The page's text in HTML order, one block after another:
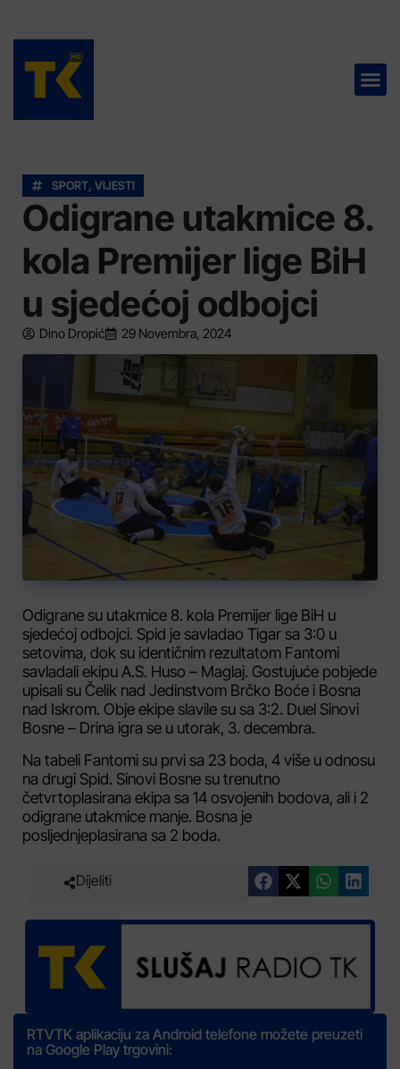
SPORT, VIJESTI
Odigrane utakmice 8.
kola Premijer lige BiH
u sjedećoj odbojci
Dino Dropić 29 Novembra, 2024
Odigrane su utakmice 8. kola Premijer lige BiH u
sjedećoj odbojci. Spid je savladao Tigar sa 3:0 u
setovima, dok su identičnim rezultatom Fantomi
savladali ekipu A.S. Huso – Maglaj. Gostujuće pobjede
upisali su Čelik nad Jedinstvom Brčko Boće i Bosna
nad Iskrom. Obje ekipe slavile su sa 3:2. Duel Sinovi
Bosne – Drina igra se u utorak, 3. decembra.
Na tabeli Fantomi su prvi sa 23 boda, 4 više u odnosu
na drugi Spid. Sinovi Bosne su trenutno
četvrtoplasirana ekipa sa 14 osvojenih bodova, ali i 2
odigrane utakmice manje. Bosna je
posljednjeplasirana sa 2 boda.
Dijeliti
RTVTK aplikaciju za Android telefone možete preuzeti
na Google Play trgovini: